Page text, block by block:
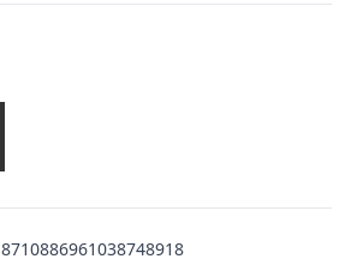
8710886961038748918